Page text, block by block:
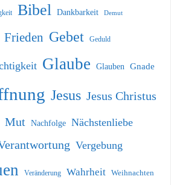
Bibel Dankbarkeit Demut
Frieden Gebet Geduld
Glaube Glauben Gnade
Jesus Jesus Christus
Mut Nachfolge Nächstenliebe
Vergebung
Veränderung Wahrheit Weihnachten